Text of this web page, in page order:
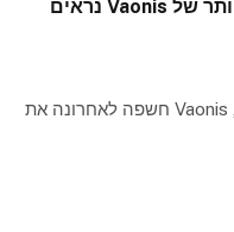
הטלסקופים החכמים החדשים ביותר של Vaonis נראים
בעוד החדשות עפו מתחת לרדאר שלי, Vaonis חשפה לאחרונה את